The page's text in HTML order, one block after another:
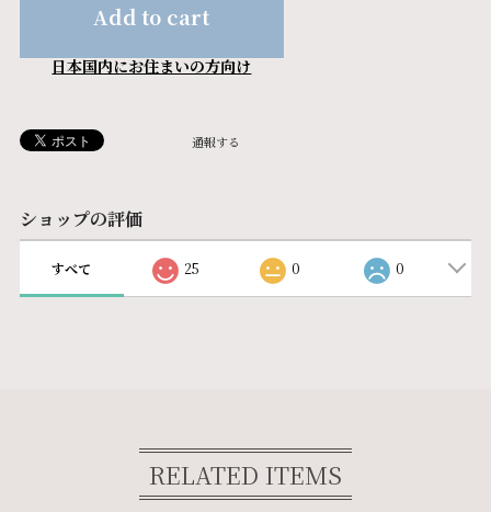
Add to cart
日本国内にお住まいの方向け
通報する
ショップの評価
すべて 25 0 0
RELATED ITEMS